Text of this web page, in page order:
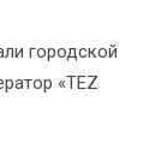
городской
«TEZ